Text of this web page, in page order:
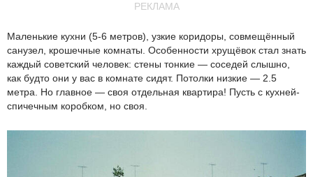
РЕКЛАМА
Маленькие кухни (5-6 метров), узкие коридоры, совмещённый
санузел, крошечные комнаты. Особенности хрущёвок стал знать
каждый советский человек: стены тонкие — соседей слышно,
как будто они у вас в комнате сидят. Потолки низкие — 2.5
метра. Но главное — своя отдельная квартира! Пусть с кухней-
спичечным коробком, но своя.